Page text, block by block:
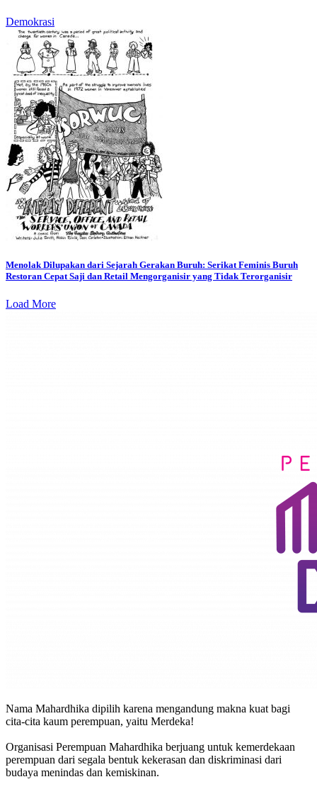
Demokrasi
Menolak Dilupakan dari Sejarah Gerakan Buruh: Serikat Feminis Buruh
Restoran Cepat Saji dan Retail Mengorganisir yang Tidak Terorganisir
Load More
Nama Mahardhika dipilih karena mengandung makna kuat bagi
cita-cita kaum perempuan, yaitu Merdeka!
Organisasi Perempuan Mahardhika berjuang untuk kemerdekaan
perempuan dari segala bentuk kekerasan dan diskriminasi dari
budaya menindas dan kemiskinan.